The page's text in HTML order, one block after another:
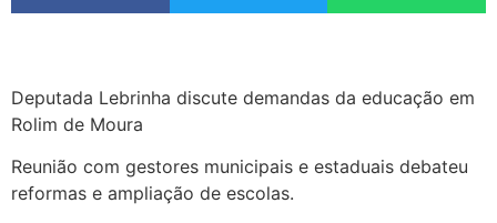
Deputada Lebrinha discute demandas da educação em
Rolim de Moura
Reunião com gestores municipais e estaduais debateu
reformas e ampliação de escolas.